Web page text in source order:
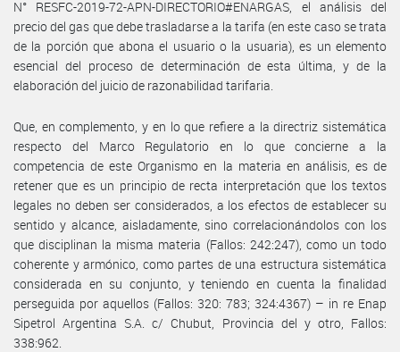
N° RESFC-2019-72-APN-DIRECTORIO#ENARGAS, el análisis del
precio del gas que debe trasladarse a la tarifa (en este caso se trata
de la porción que abona el usuario o la usuaria), es un elemento
esencial del proceso de determinación de esta última, y de la
elaboración del juicio de razonabilidad tarifaria.
Que, en complemento, y en lo que refiere a la directriz sistemática
respecto del Marco Regulatorio en lo que concierne a la
competencia de este Organismo en la materia en análisis, es de
retener que es un principio de recta interpretación que los textos
legales no deben ser considerados, a los efectos de establecer su
sentido y alcance, aisladamente, sino correlacionándolos con los
que disciplinan la misma materia (Fallos: 242:247), como un todo
coherente y armónico, como partes de una estructura sistemática
considerada en su conjunto, y teniendo en cuenta la finalidad
perseguida por aquellos (Fallos: 320: 783; 324:4367) – in re Enap
Sipetrol Argentina S.A. c/ Chubut, Provincia del y otro, Fallos:
338:962.